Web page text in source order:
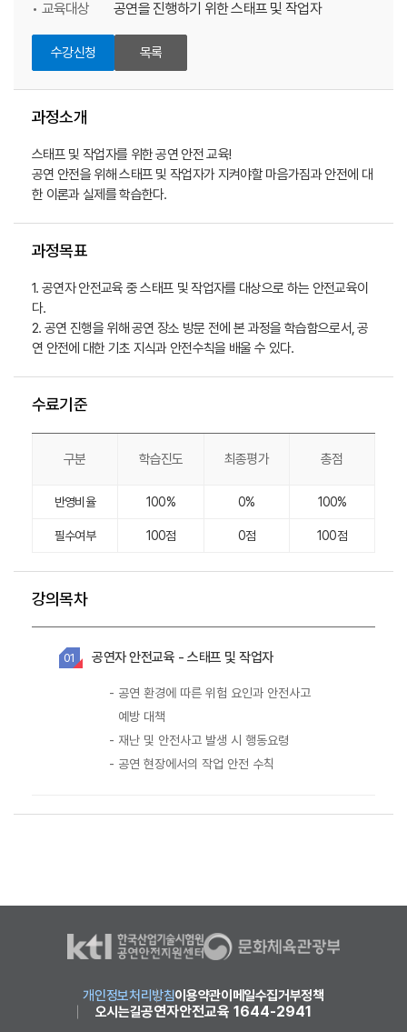
• 교육대상 공연을 진행하기 위한 스태프 및 작업자
수강신청 목록
과정소개
스태프 및 작업자를 위한 공연 안전 교육!
공연 안전을 위해 스태프 및 작업자가 지켜야할 마음가짐과 안전에 대
한 이론과 실제를 학습한다.
과정목표
1. 공연자 안전교육 중 스태프 및 작업자를 대상으로 하는 안전교육이
다.
2. 공연 진행을 위해 공연 장소 방문 전에 본 과정을 학습함으로서, 공
연 안전에 대한 기초 지식과 안전수칙을 배울 수 있다.
수료기준
구분 학습진도 최종평가 총점
반영비율 100% 0% 100%
필수여부 100점 0점 100점
강의목차
01 공연자 안전교육 - 스태프 및 작업자
- 공연 환경에 따른 위험 요인과 안전사고
예방 대책
- 재난 및 안전사고 발생 시 행동요령
- 공연 현장에서의 작업 안전 수칙
개인정보처리방침이용약관이메일수집거부정책
오시는길공연자안전교육 1644-2941